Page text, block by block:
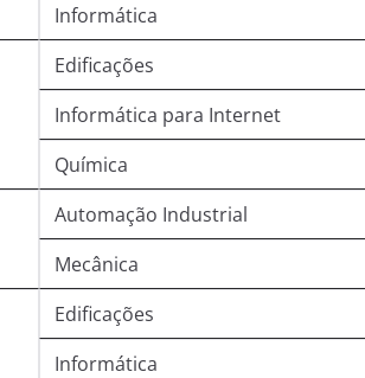
Informática
Edificações
Informática para Internet
Química
Automação Industrial
Mecânica
Edificações
Informática